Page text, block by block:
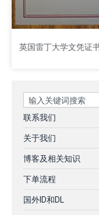
英国雷丁大学文凭证
Search
联系我们
关于我们
博客及相关知识
下单流程
国外ID和DL